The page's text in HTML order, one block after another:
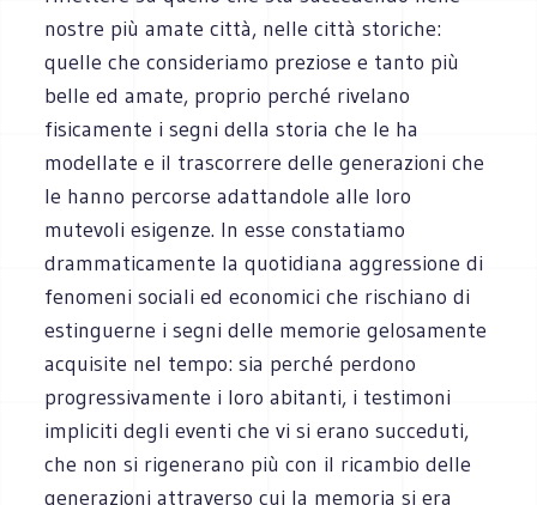
nostre più amate città, nelle città storiche:
quelle che consideriamo preziose e tanto più
belle ed amate, proprio perché rivelano
fisicamente i segni della storia che le ha
modellate e il trascorrere delle generazioni che
le hanno percorse adattandole alle loro
mutevoli esigenze. In esse constatiamo
drammaticamente la quotidiana aggressione di
fenomeni sociali ed economici che rischiano di
estinguerne i segni delle memorie gelosamente
acquisite nel tempo: sia perché perdono
progressivamente i loro abitanti, i testimoni
impliciti degli eventi che vi si erano succeduti,
che non si rigenerano più con il ricambio delle
generazioni attraverso cui la memoria si era